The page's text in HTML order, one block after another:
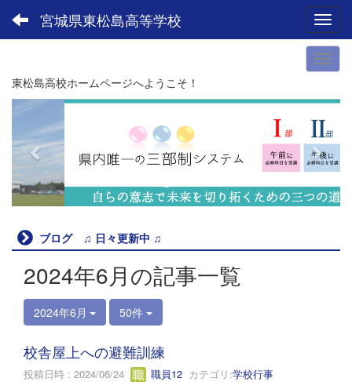
宮城県東松島高等学校
東松島高校ホームページへようこそ！
r
e
v
i
u
n
e
x
t
ブログ ♫ 日々更新中 ♫
2024年6月の記事一覧
2024年6月 50件
校舎屋上への避難訓練
投稿日時 : 2024/06/24 職員12 カテゴリ:学校行事